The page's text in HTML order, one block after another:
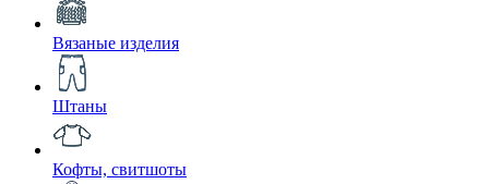
Вязаные изделия
Штаны
Кофты, свитшоты